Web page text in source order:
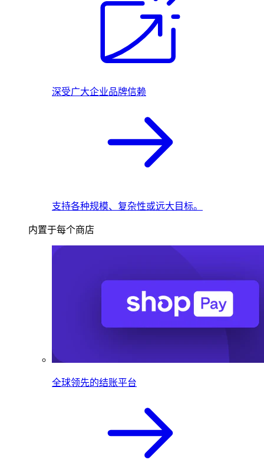
深受广大企业品牌信赖
支持各种规模、复杂性或远大目标。
内置于每个商店
全球领先的结账平台